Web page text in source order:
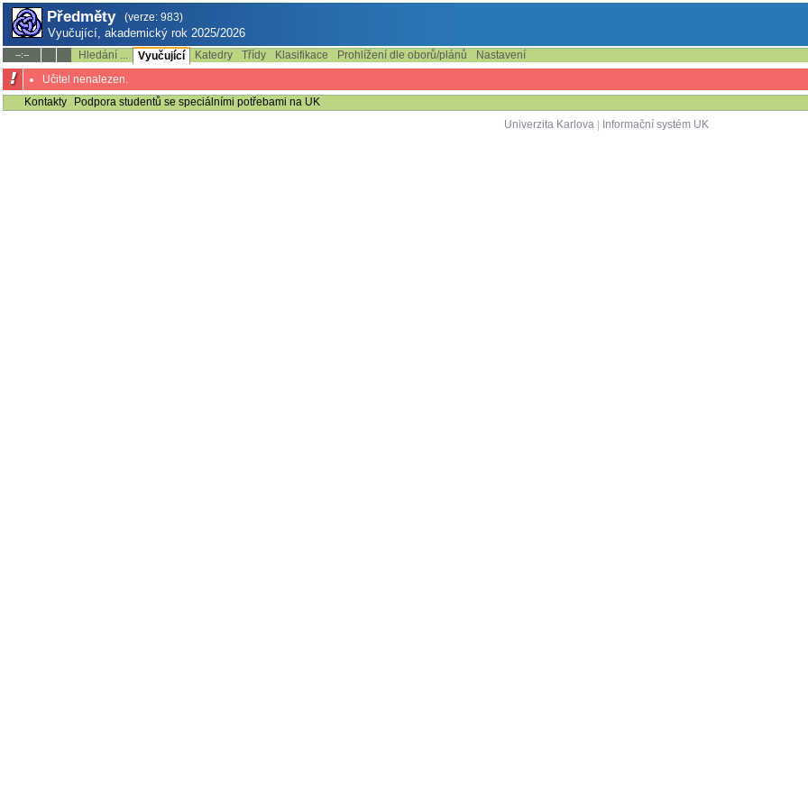
Předměty (verze: 983)
Vyučující, akademický rok 2025/2026
--:-- Hledání ... Vyučující Katedry Třídy Klasifikace Prohlížení dle oborů/plánů
Nastavení
Učitel nenalezen.
Kontakty
Podpora studentů se speciálními potřebami na UK
Univerzita Karlova| Informační systém UK